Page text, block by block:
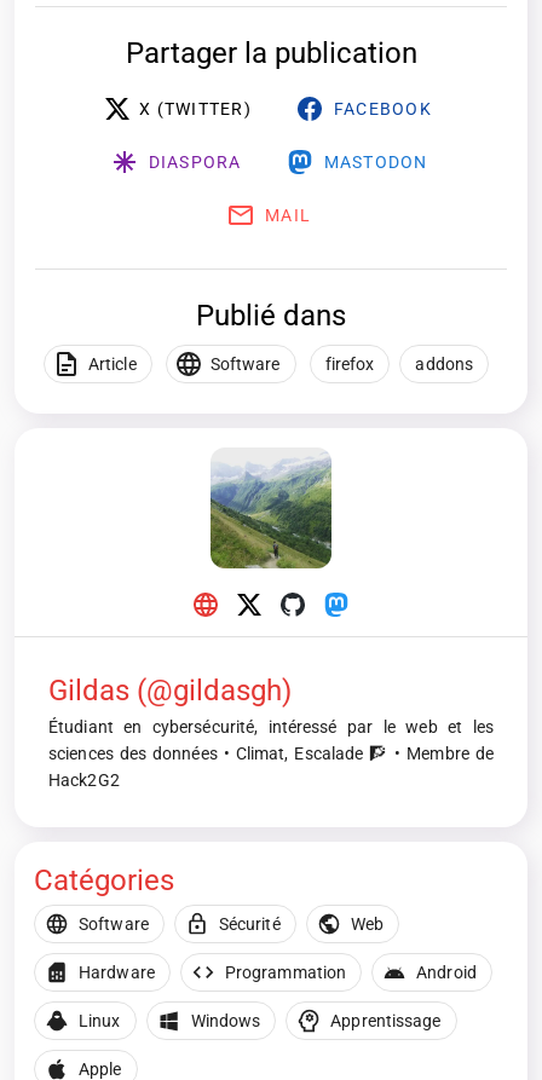
Partager la publication
X (TWITTER) FACEBOOK
DIASPORA MASTODON
MAIL
Publié dans
Article Software firefox addons
Gildas (@gildasgh)
Étudiant en cybersécurité, intéressé par le web et les
sciences des données • Climat, Escalade 🧗 • Membre de
Hack2G2
Catégories
Software Sécurité Web
Hardware Programmation Android
Linux Windows Apprentissage
Apple